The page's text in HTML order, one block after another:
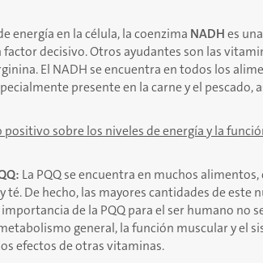
energía en la célula, la coenzima NADH es
decisivo. Otros ayudantes son las
El NADH se encuentra en todos los
presente en la carne y el pescado,
sobre los niveles de energía y la
La PQQ se encuentra en muchos alimentos,
De hecho, las mayores cantidades de este
de la PQQ para el ser humano no
general, la función muscular y el
efectos de otras vitaminas.